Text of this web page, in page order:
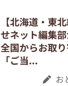
【北海道・東
せネット編集
全国からお取
「ご当...
お